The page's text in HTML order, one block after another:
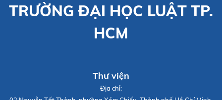
TRƯỜNG ĐẠI HỌC LUẬT TP.
HCM
Thư viện
Địa chỉ: